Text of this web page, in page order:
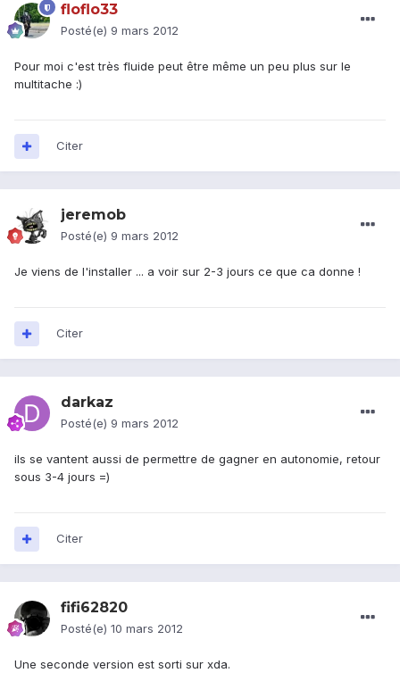
floflo33
Posté(e) 9 mars 2012
Pour moi c'est très fluide peut être même un peu plus sur le
multitache :)
Citer
jeremob
Posté(e) 9 mars 2012
Je viens de l'installer ... a voir sur 2-3 jours ce que ca donne !
Citer
darkaz
Posté(e) 9 mars 2012
ils se vantent aussi de permettre de gagner en autonomie, retour
sous 3-4 jours =)
Citer
fifi62820
Posté(e) 10 mars 2012
Une seconde version est sorti sur xda.